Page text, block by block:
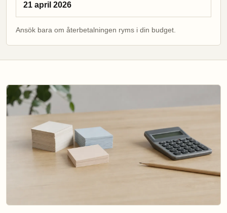
21 april 2026
Ansök bara om återbetalningen ryms i din budget.